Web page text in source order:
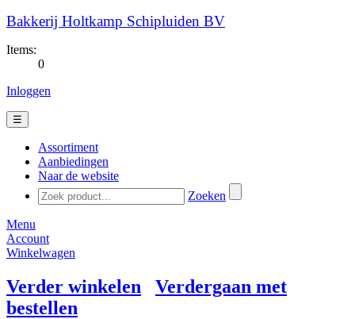
Bakkerij Holtkamp Schipluiden BV
Items:
0
Inloggen
☰
Assortiment
Aanbiedingen
Naar de website
Zoeken
Menu
Account
Winkelwagen
Verder winkelen
Verdergaan met
bestellen